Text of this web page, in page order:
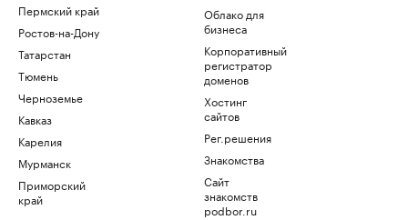
Пермский край
Ростов-на-Дону
Татарстан
Тюмень
Черноземье
Кавказ
Карелия
Мурманск
Приморский
край
Облако для
бизнеса
Корпоративный
регистратор
доменов
Хостинг
сайтов
Рег.решения
Знакомства
Сайт
знакомств
podbor.ru